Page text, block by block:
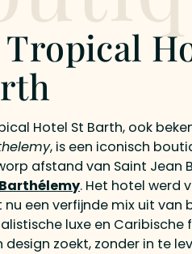
Tropical
Hotel St Barth, ook
, is een iconisch
afstand van Saint Jean
. Het hotel werd
een verfijnde mix uit van
luxe en Caribische
design zoekt, zonder in te